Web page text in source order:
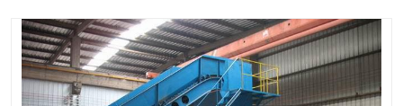
地磅传感器 废纸打包机
烘干机 食品烘干机